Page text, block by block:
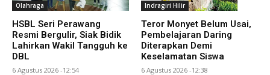
Olahraga
HSBL Seri Perawang
Resmi Bergulir, Siak Bidik
Lahirkan Wakil Tangguh ke
DBL
6 Agustus 2026 -12:54
Indragiri Hilir
Teror Monyet Belum Usai,
Pembelajaran Daring
Diterapkan Demi
Keselamatan Siswa
6 Agustus 2026 -12:38